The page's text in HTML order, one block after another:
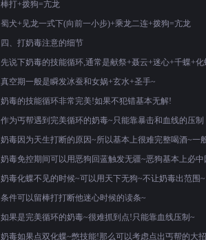
棒打+拨狗=亢龙
蜀犬+见龙一式下(向前一小步)+乘龙二连+拨狗=亢龙
四、打奶毒注意的细节
先说下奶毒的技能循环,通常是献祭+聂云+迷心+千蝶+化
真空期一般是瞬发冰蚕和女娲+玄水+圣手~
奶毒的技能循环非常完美!如果不犯错基本无解!
作为丐帮遇到完美循环的奶毒~只能靠暴击和血线的压制
奶毒因为天生打断的原因~所以基本上很难完整喝酒~
奶毒免控期间可以用恶狗回蓝触发无疆~恶狗基本上必
奶毒化蝶不见的时候~可以用天下无狗~不让奶毒出范围~
条件可以留棒打打断他迷心时候的读条~
如果是完美循环的奶毒~很难抓到点!只能靠血线压制~
奶毒如果点双化蝶~憋技能!那么可以考虑点出丐帮的大